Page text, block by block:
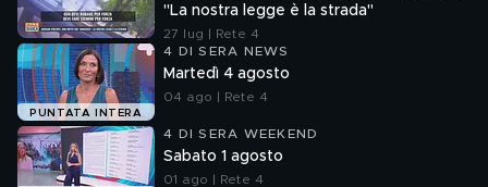
"La nostra legge è la strada"
27 lug | Rete 4
PUNTATA INTERA
4 DI SERA NEWS
Martedì 4 agosto
04 ago | Rete 4
4 DI SERA WEEKEND
Sabato 1 agosto
01 ago | Rete 4